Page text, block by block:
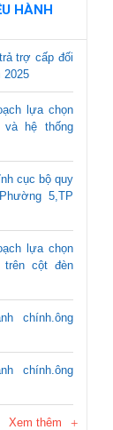
HÀNH
trợ cấp đối
2025
lựa chọn
hệ thống
cục bộ quy
5,TP
lựa chọn
cột đèn
chính.ông
chính.ông
Xem thêm